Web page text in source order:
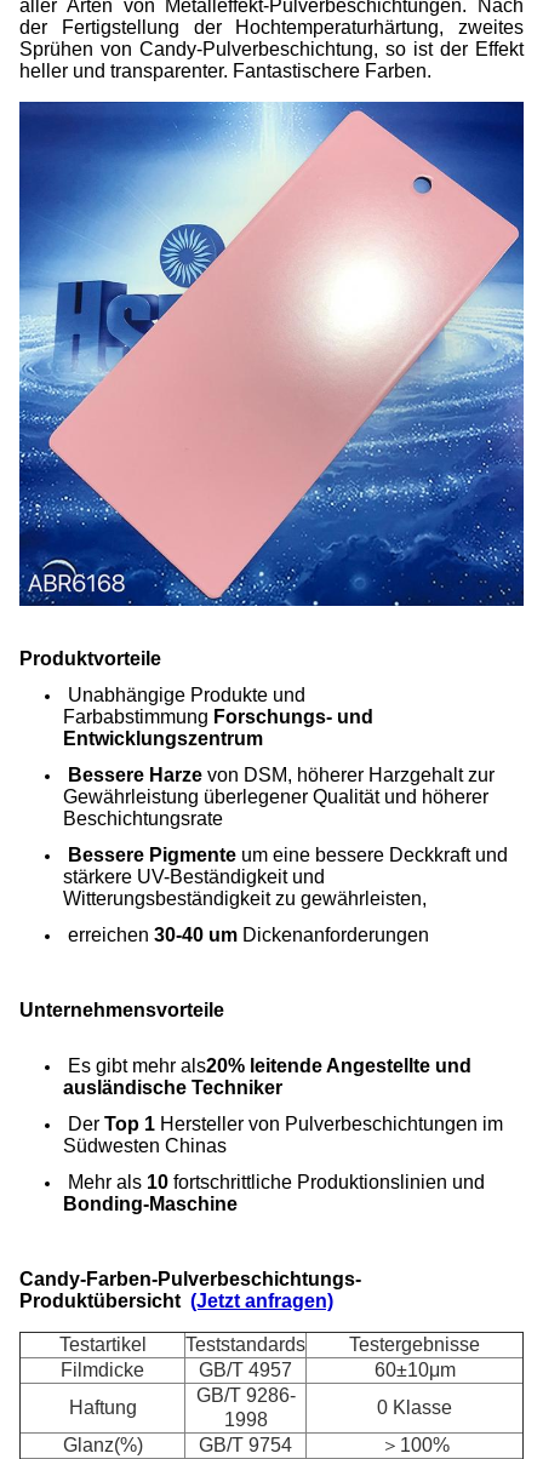
aller Arten von Metalleffekt-Pulverbeschichtungen. Nach
der Fertigstellung der Hochtemperaturhärtung, zweites
Sprühen von Candy-Pulverbeschichtung, so ist der Effekt
heller und transparenter. Fantastischere Farben.
Produktvorteile
Unabhängige Produkte und
Farbabstimmung Forschungs- und
Entwicklungszentrum
Bessere Harze von DSM, höherer Harzgehalt zur
Gewährleistung überlegener Qualität und höherer
Beschichtungsrate
Bessere Pigmente um eine bessere Deckkraft und
stärkere UV-Beständigkeit und
Witterungsbeständigkeit zu gewährleisten,
erreichen 30-40 um Dickenanforderungen
Unternehmensvorteile
Es gibt mehr als20% leitende Angestellte und
ausländische Techniker
Der Top 1 Hersteller von Pulverbeschichtungen im
Südwesten Chinas
Mehr als 10 fortschrittliche Produktionslinien und
Bonding-Maschine
Candy-Farben-Pulverbeschichtungs-
Produktübersicht (Jetzt anfragen)
Testartikel Teststandards
Testergebnisse
Filmdicke
GB/T 4957
60±10μm
Haftung
GB/T 9286-
1998
0 Klasse
Glanz(%)
GB/T 9754
＞100%